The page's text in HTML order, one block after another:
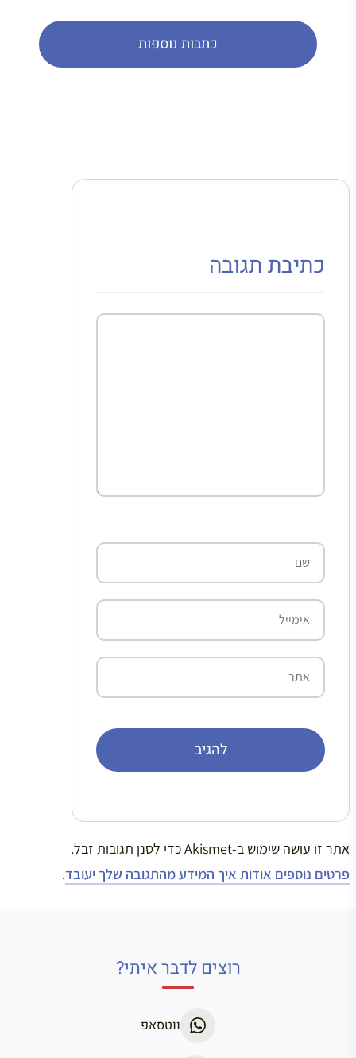
כתבות נוספות
כתיבת תגובה
תגובה
שם
אימייל
אתר
אתר זו עושה שימוש ב-Akismet כדי לסנן תגובות זבל.
פרטים נוספים אודות איך המידע מהתגובה שלך יעובד.
רוצים לדבר איתי?
ווטסאפ